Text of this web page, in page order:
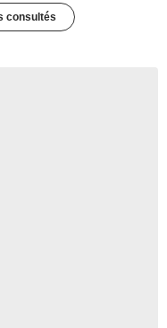
consultés